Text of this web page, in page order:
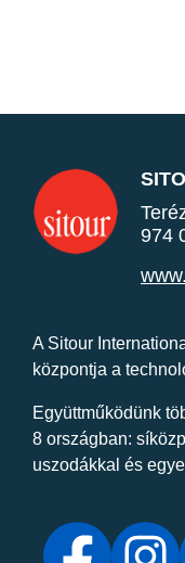
974
A Sitour
központja a
Együttműködünk
8 országban:
uszodákkal és